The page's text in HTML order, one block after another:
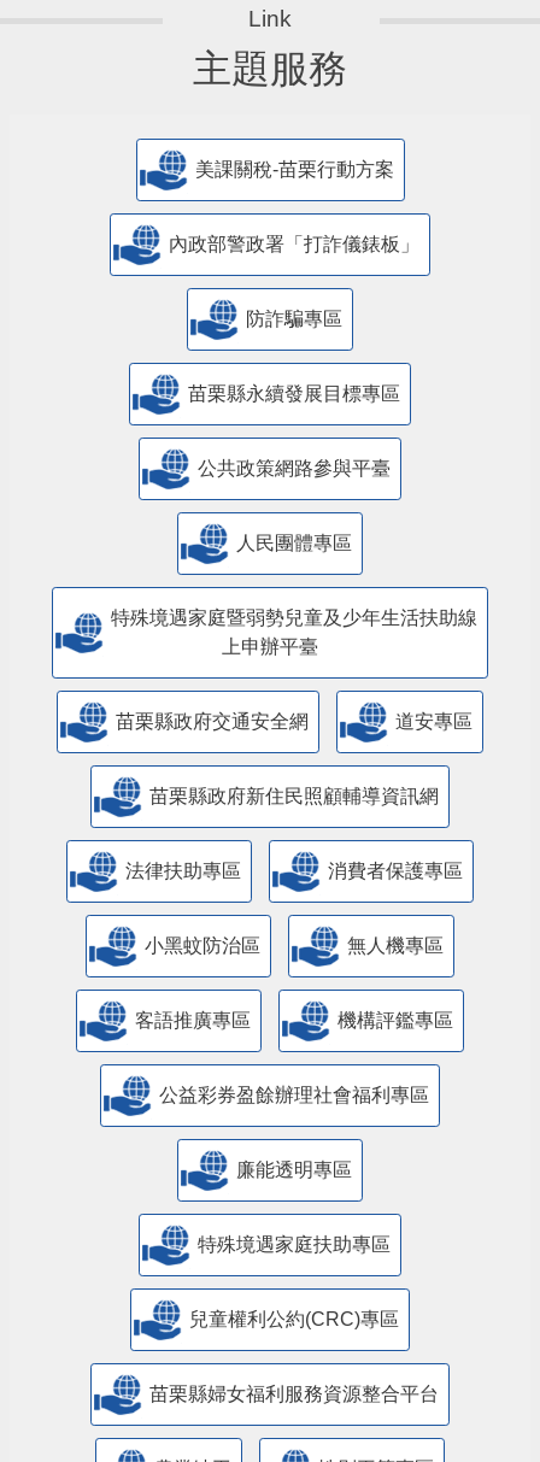
主題服務
美課關稅-苗栗行動方案
內政部警政署「打詐儀錶板」
防詐騙專區
苗栗縣永續發展目標專區
公共政策網路參與平臺
人民團體專區
特殊境遇家庭暨弱勢兒童及少年生活扶助線
上申辦平臺
苗栗縣政府交通安全網 道安專區
苗栗縣政府新住民照顧輔導資訊網
法律扶助專區 消費者保護專區
小黑蚊防治區 無人機專區
客語推廣專區 機構評鑑專區
公益彩券盈餘辦理社會福利專區
廉能透明專區
特殊境遇家庭扶助專區
兒童權利公約(CRC)專區
苗栗縣婦女福利服務資源整合平台